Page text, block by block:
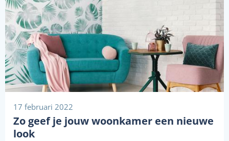
17 februari 2022
Zo geef je jouw woonkamer een nieuwe
look